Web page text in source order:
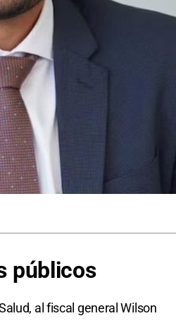
públicos
al fiscal general Wilson